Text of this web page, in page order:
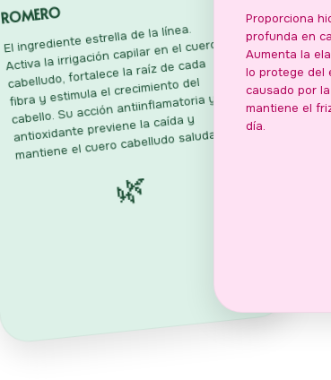
ROMERO
El ingrediente estrella de la línea.
Activa la irrigación capilar en el cuero
cabelludo, fortalece la raíz de cada
fibra y estimula el crecimiento del
cabello. Su acción antiinflamatoria y
antioxidante previene la caída y
mantiene el cuero cabelludo saludable.
🌿
Proporciona
profunda en
Aumenta la
lo protege del
causado por
mantiene el
día.